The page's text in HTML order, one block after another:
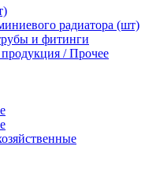
радиатора (шт)
и фитинги
/ Прочее